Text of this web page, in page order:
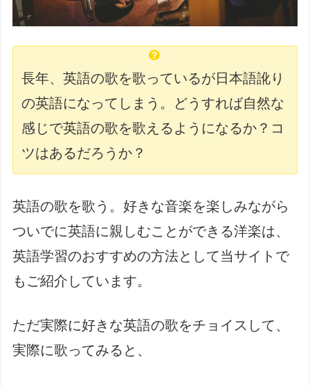
長年、英語の歌を歌っているが日本語訛り
の英語になってしまう。どうすれば自然な
感じで英語の歌を歌えるようになるか？コ
ツはあるだろうか？
英語の歌を歌う。好きな音楽を楽しみながら
ついでに英語に親しむことができる洋楽は、
英語学習のおすすめの方法として当サイトで
もご紹介しています。
ただ実際に好きな英語の歌をチョイスして、
実際に歌ってみると、